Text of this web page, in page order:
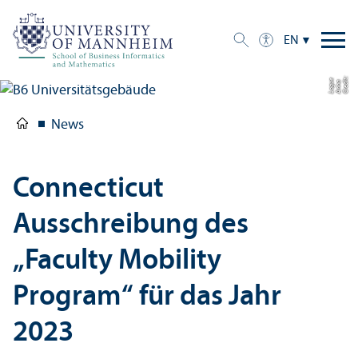
EN
C
r
e
dit:
A
n
n
aL
o
g
u
e
News
Connecticut
Ausschreibung des
„Faculty Mobility
Program“ für das Jahr
2023